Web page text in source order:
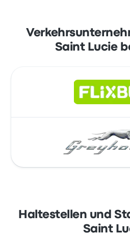
Saint Lucie
Haltestellen und
Saint